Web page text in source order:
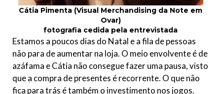
Cátia Pimenta (Visual Merchandising da Note em
Ovar)
fotografia cedida pela entrevistada
Estamos a poucos dias do Natal e a fila de pessoas
não para de aumentar na loja. O meio envolvente é de
azáfama e Cátia não consegue fazer uma pausa, visto
que a compra de presentes é recorrente. O que não
fica para trás é também o investimento nos jogos.